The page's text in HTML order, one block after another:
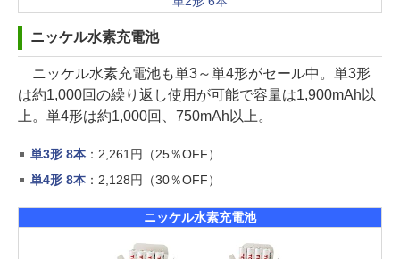
ニッケル水素充電池
ニッケル水素充電池も単3～単4形がセール中。単3形
は約1,000回の繰り返し使用が可能で容量は1,900mAh以
上。単4形は約1,000回、750mAh以上。
単3形 8本：2,261円（25％OFF）
単4形 8本：2,128円（30％OFF）
ニッケル水素充電池